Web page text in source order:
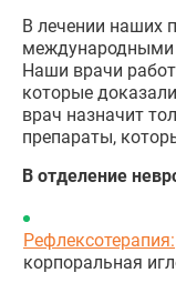
В лечении наших
международными
Наши врачи
которые
врач назначит
препараты,
В отделение
Рефлексотерапия:
корпоральная